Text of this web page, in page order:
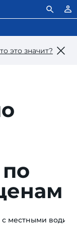
это значит?
с местными